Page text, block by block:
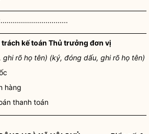
kế toán Thủ trưởng đơn vị
rõ họ tên) (ký, đóng dấu, ghi rõ họ tên)
hàng
thanh toán